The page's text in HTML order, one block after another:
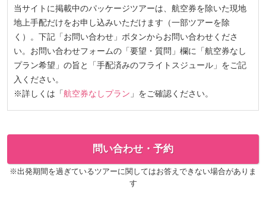
当サイトに掲載中のパッケージツアーは、航空券を除いた現地
地上手配だけをお申し込みいただけます（一部ツアーを除
く）。下記「お問い合わせ」ボタンからお問い合わせくださ
い。お問い合わせフォームの「要望・質問」欄に「航空券なし
プラン希望」の旨と「手配済みのフライトスジュール」をご記
入ください。
※詳しくは「 航空券なしプラン 」をご確認ください。
問い合わせ・予約
※出発期間を過ぎているツアーに関してはお答えできない場合がありま
す